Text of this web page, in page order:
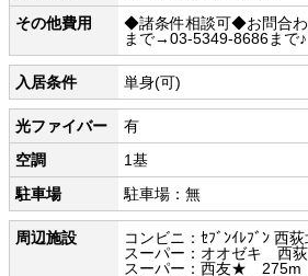
その他費用
◆諸条件相談可◆お問合わ
まで→03-5349-8686まで♪
入居条件 単身(可)
光ファイバー
有
空調
1基
駐車場
駐車場：無
周辺施設
コンビニ：ｾﾌﾞﾝｲﾚﾌﾞﾝ 西
スーパー：オオゼキ 西
スーパー：西友★ 275m